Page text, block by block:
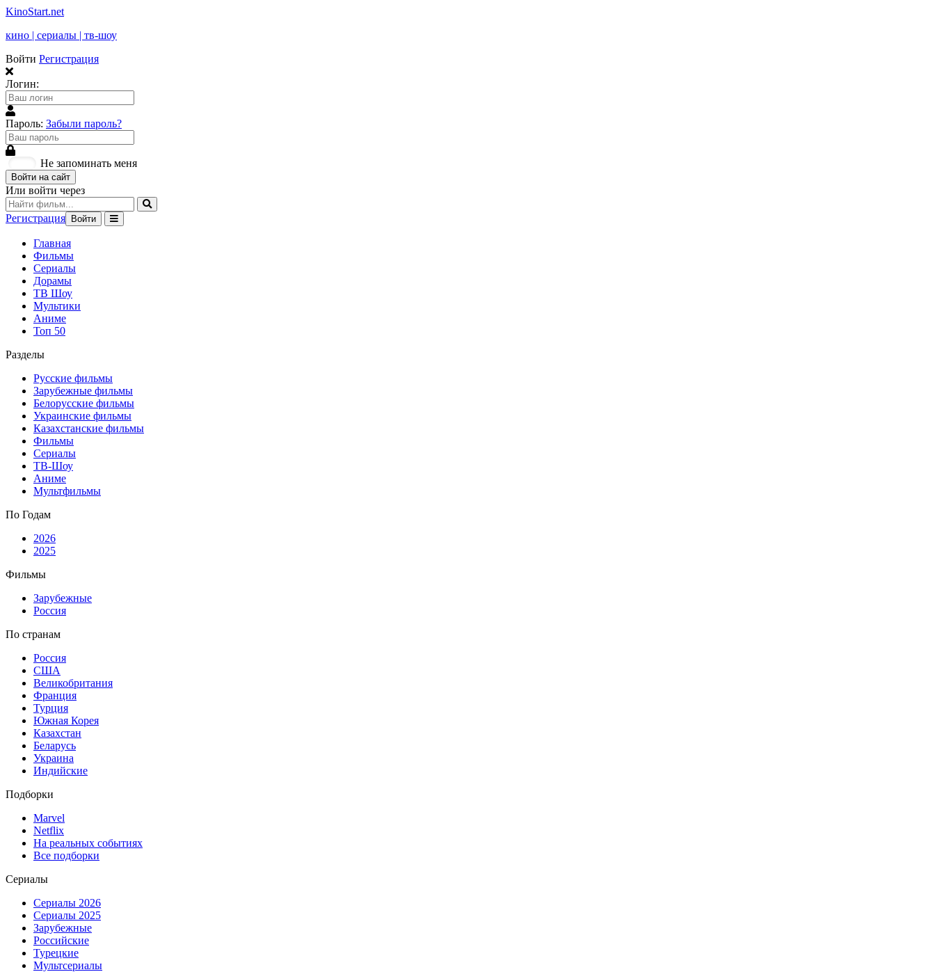
KinoStart.net
кино | сериалы | тв-шоу
Войти Регистрация
Логин:
Пароль: Забыли пароль?
Не запоминать меня
Войти на сайт
Или войти через
Регистрация Войти
Главная
Фильмы
Сериалы
Дорамы
ТВ Шоу
Мультики
Аниме
Топ 50
Разделы
Русские фильмы
Зарубежные фильмы
Белорусские фильмы
Украинские фильмы
Казахстанские фильмы
Фильмы
Сериалы
ТВ-Шоу
Аниме
Мультфильмы
По Годам
2026
2025
Фильмы
Зарубежные
Россия
По странам
Россия
США
Великобритания
Франция
Турция
Южная Корея
Казахстан
Беларусь
Украина
Индийские
Подборки
Marvel
Netflix
На реальных событиях
Все подборки
Сериалы
Сериалы 2026
Сериалы 2025
Зарубежные
Российские
Турецкие
Мультсериалы